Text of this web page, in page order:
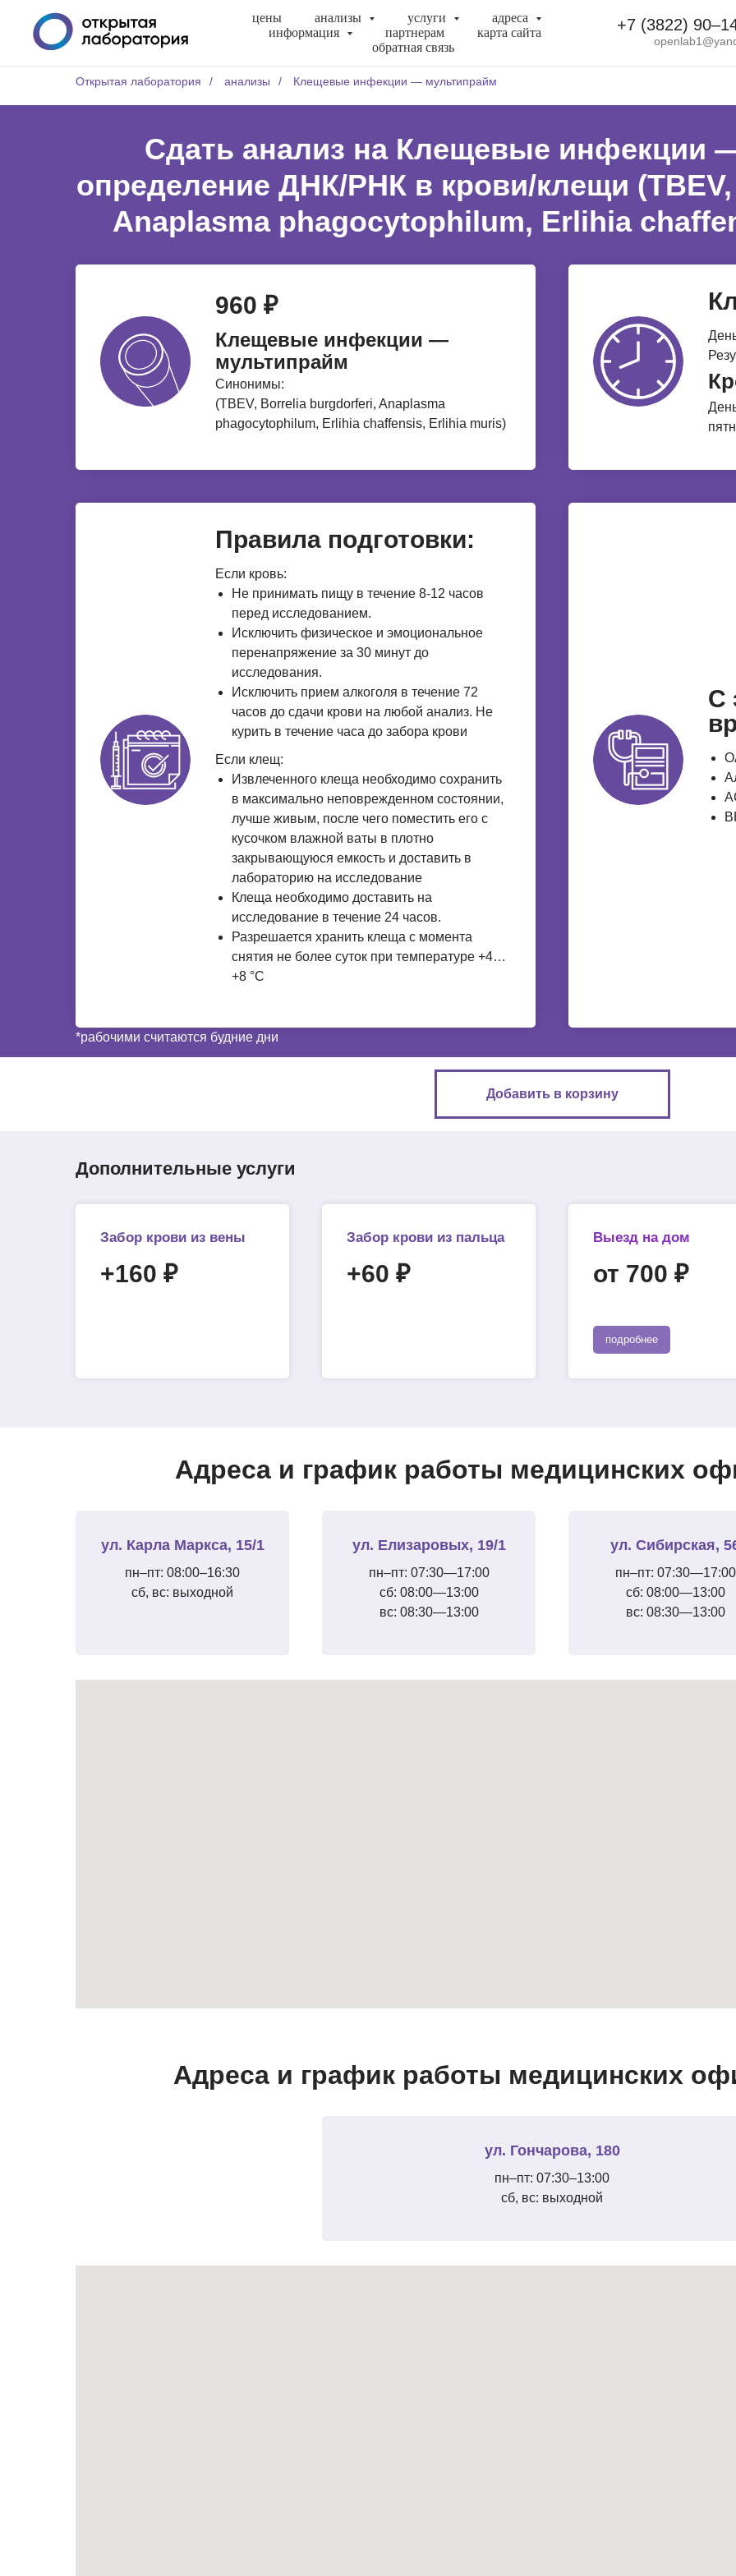
цены анализы услуги
адреса
информация
партнерам
карта сайта
обратная связь
+7 (3822)
Открытая лаборатория / анализы / Клещевые инфекции — мультипрайм
Сдать анализ на Клещевые инфекции
определение ДНК/РНК в крови/клещи
Anaplasma phagocytophilum, Erlihia
960 ₽
Клещевые инфекции —
мультипрайм
Синонимы:
(TBEV, Borrelia burgdorferi, Anaplasma
phagocytophilum, Erlihia chaffensis, Erlihia muris)
Правила подготовки:
Если кровь:
Не принимать пищу в течение 8-12 часов
перед исследованием.
Исключить физическое и эмоциональное
перенапряжение за 30 минут до
исследования.
Исключить прием алкоголя в течение 72
часов до сдачи крови на любой анализ. Не
курить в течение часа до забора крови
Если клещ:
Извлеченного клеща необходимо сохранить
в максимально неповрежденном состоянии,
лучше живым, после чего поместить его с
кусочком влажной ваты в плотно
закрывающуюся емкость и доставить в
лабораторию на исследование
Клеща необходимо доставить на
исследование в течение 24 часов.
Разрешается хранить клеща с момента
снятия не более суток при температуре +4…
+8 °С
С
*рабочими считаются будние дни
Добавить в корзину
Дополнительные услуги
Забор крови из вены
+160 ₽
Забор крови из пальца
+60 ₽
Выезд на дом
от 700 ₽
подробнее
Адреса и график работы медицинских
ул. Карла Маркса, 15/1
пн–пт: 08:00–16:30
сб, вс: выходной
ул. Елизаровых, 19/1
пн–пт: 07:30—17:00
сб: 08:00—13:00
вс: 08:30—13:00
ул. Сибирская,
пн–пт: 07:30—17:00
сб: 08:00—13:00
вс: 08:30—13:00
Адреса и график работы медицинских
ул. Гончарова, 180
пн–пт: 07:30–13:00
сб, вс: выходной